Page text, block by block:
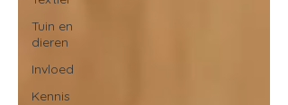
Tuin en
dieren
Invloed
Kennis